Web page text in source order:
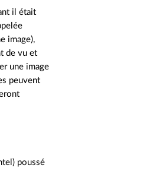
il était
image),
de vu et
une image
peuvent
poussé